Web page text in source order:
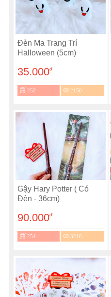
Đèn Ma Trang Trí
Halloween (5cm)
35.000đ
252 2150
Gậy Hary Potter ( Có
Đèn - 36cm)
90.000đ
254 3210